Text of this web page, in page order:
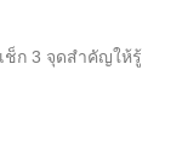
ช็ก 3 จุดสำคัญให้รู้